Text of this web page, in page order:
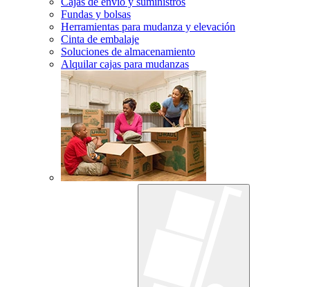
Fundas y bolsas
Herramientas para mudanza y elevación
Cinta de embalaje
Soluciones de almacenamiento
Alquilar cajas para mudanzas